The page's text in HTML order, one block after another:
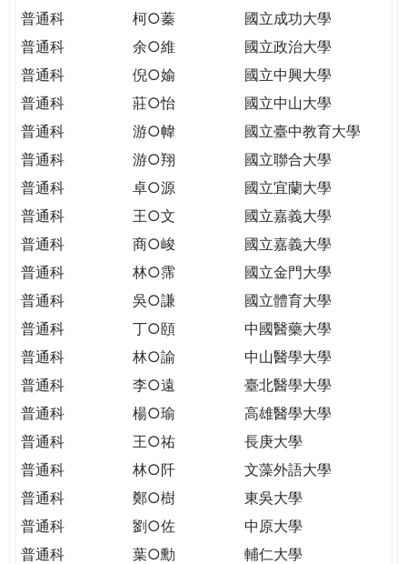
格。
民。
WAGOR
TODAY
THE
WORLD
TOMORROW
PUTTING
YOU
THE
PATH
r
e
普通科
柯○蓁
國立成功大學
普通科
余○維
國立政治大學
普通科
倪○媮
國立中興大學
普通科
莊○怡
國立中山大學
普通科
游○幃
國立臺中教育大學
普通科
游○翔
國立聯合大學
普通科
卓○源
國立宜蘭大學
普通科
王○文
國立嘉義大學
普通科
商○峻
國立嘉義大學
普通科
林○霈
國立金門大學
普通科
吳○謙
國立體育大學
普通科
丁○頤
中國醫藥大學
普通科
林○諭
中山醫學大學
普通科
李○遠
臺北醫學大學
普通科
楊○瑜
高雄醫學大學
普通科
王○祐
長庚大學
普通科
林○阡
文藻外語大學
普通科
鄭○樹
東吳大學
普通科
劉○佐
中原大學
普通科
葉○勳
輔仁大學